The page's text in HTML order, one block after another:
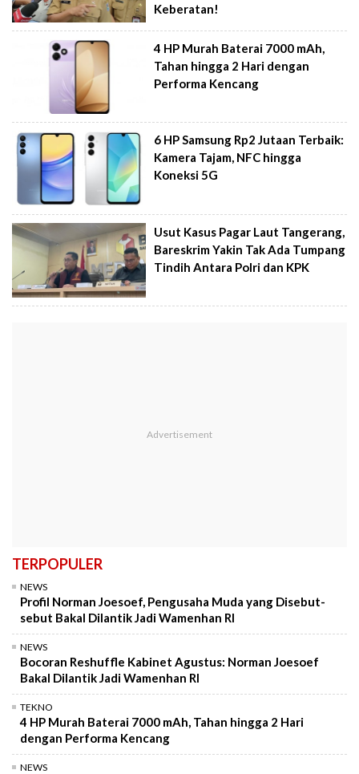
Keberatan!
4 HP Murah Baterai 7000 mAh,
Tahan hingga 2 Hari dengan
Performa Kencang
6 HP Samsung Rp2 Jutaan Terbaik:
Kamera Tajam, NFC hingga
Koneksi 5G
Usut Kasus Pagar Laut Tangerang,
Bareskrim Yakin Tak Ada Tumpang
Tindih Antara Polri dan KPK
TERPOPULER
NEWS
Profil Norman Joesoef, Pengusaha Muda yang Disebut-
sebut Bakal Dilantik Jadi Wamenhan RI
NEWS
Bocoran Reshuffle Kabinet Agustus: Norman Joesoef
Bakal Dilantik Jadi Wamenhan RI
TEKNO
4 HP Murah Baterai 7000 mAh, Tahan hingga 2 Hari
dengan Performa Kencang
NEWS